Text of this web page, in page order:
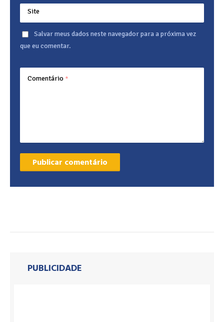
Site
Salvar meus dados neste navegador para a próxima vez
que eu comentar.
Comentário *
PUBLICIDADE